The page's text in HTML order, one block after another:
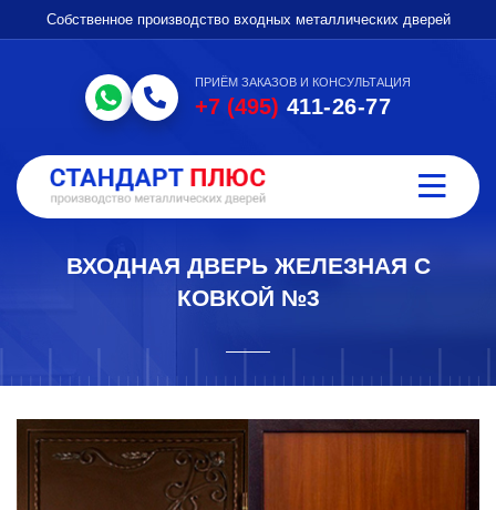
Собственное производство входных металлических дверей
ПРИЁМ ЗАКАЗОВ И КОНСУЛЬТАЦИЯ
+7 (495) 411-26-77
ВХОДНАЯ ДВЕРЬ ЖЕЛЕЗНАЯ С
КОВКОЙ №3